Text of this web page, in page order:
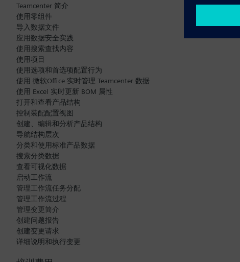
Teamcenter 简介
使用零组件
导入数据文件
应用数据安全实践
使用搜索查找内容
使用项目
使用选项和首选项配置行为
使用 微软Office 实时管理 Teamcenter 数据
使用 Excel 实时更新 BOM 属性
打开和查看产品结构
控制装配配置视图
创建、编辑和分析产品结构
导航结构层次
分类和使用标准产品数据
搜索分类数据
查看可视化数据
启动工作流
管理工作流任务分配
管理工作流过程
管理变更简介
创建问题报告
创建变更请求
详细说明和执行变更